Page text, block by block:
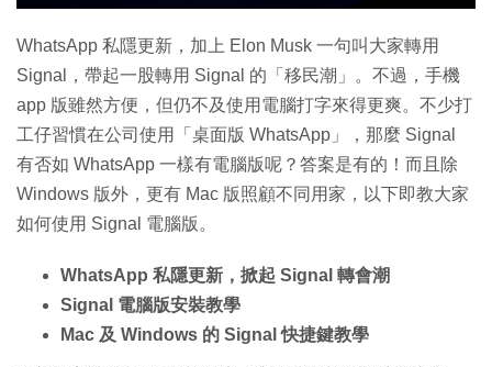
WhatsApp 私隱更新，加上 Elon Musk 一句叫大家轉用
Signal，帶起一股轉用 Signal 的「移民潮」。不過，手機
app 版雖然方便，但仍不及使用電腦打字來得更爽。不少打
工仔習慣在公司使用「桌面版 WhatsApp」，那麼 Signal
有否如 WhatsApp 一樣有電腦版呢？答案是有的！而且除
Windows 版外，更有 Mac 版照顧不同用家，以下即教大家
如何使用 Signal 電腦版。
WhatsApp 私隱更新，掀起 Signal 轉會潮
Signal 電腦版安裝教學
Mac 及 Windows 的 Signal 快捷鍵教學